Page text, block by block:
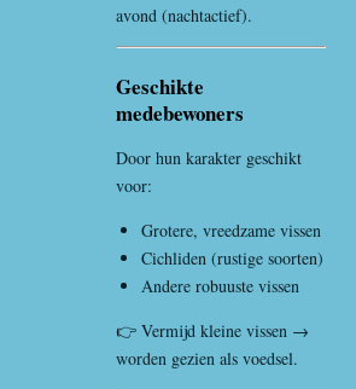
avond (nachtactief).
Geschikte
medebewoners
Door hun karakter geschikt
voor:
Grotere, vreedzame vissen
Cichliden (rustige soorten)
Andere robuuste vissen
👉 Vermijd kleine vissen →
worden gezien als voedsel.